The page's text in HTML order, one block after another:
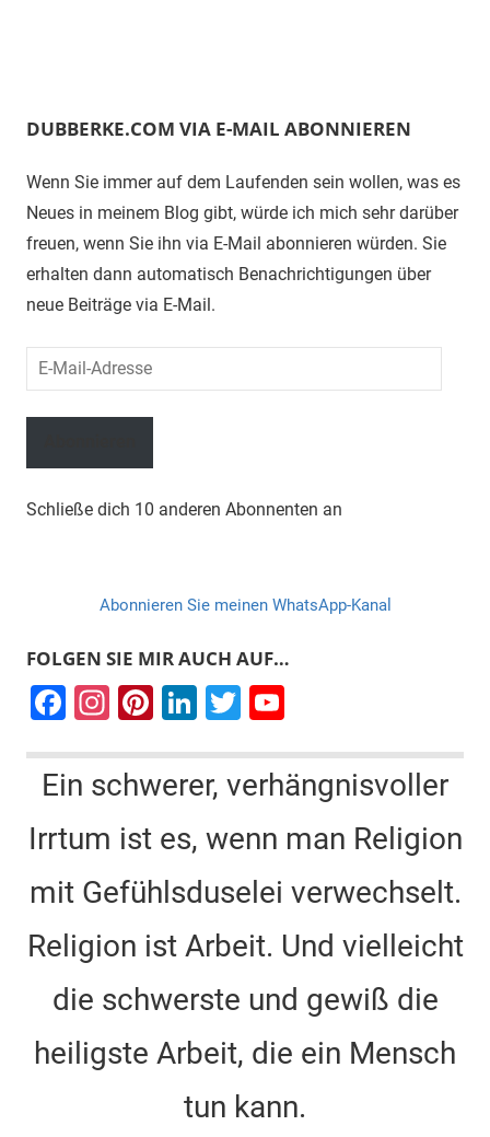
DUBBERKE.COM VIA E-MAIL ABONNIEREN
Wenn Sie immer auf dem Laufenden sein wollen, was es
Neues in meinem Blog gibt, würde ich mich sehr darüber
freuen, wenn Sie ihn via E-Mail abonnieren würden. Sie
erhalten dann automatisch Benachrichtigungen über
neue Beiträge via E-Mail.
Mail-
Adresse
Schließe dich 10 anderen Abonnenten an
Abonnieren Sie meinen WhatsApp-Kanal
FOLGEN SIE MIR AUCH AUF…
F
c
e
b
o
o
k
In
a
gr
a
m
Pi
er
e
st
Li
k
e
dI
n
T
tt
er
u
T
u
b
e
C
h
a
n
el
Ein schwerer, verhängnisvoller
Irrtum ist es, wenn man Religion
mit Gefühlsduselei verwechselt.
Religion ist Arbeit. Und vielleicht
die schwerste und gewiß die
heiligste Arbeit, die ein Mensch
tun kann.